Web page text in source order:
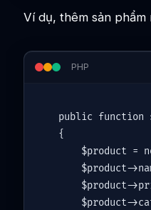
Ví dụ, thêm sản phẩm
PHP
public function
{
$product =
$product-
$product-
$product-